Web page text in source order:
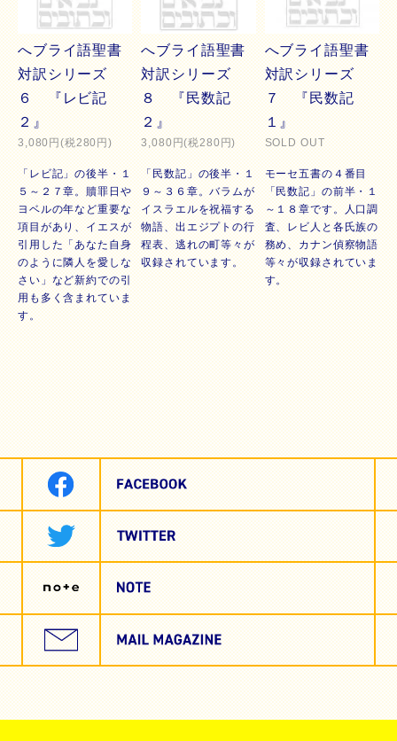
へブライ語聖書
対訳シリーズ
６ 『レビ記
２』
3,080円(税280円)
「レビ記」の後半・１
５～２７章。贖罪日や
ヨベルの年など重要な
項目があり、イエスが
引用した「あなた自身
のように隣人を愛しな
さい」など新約での引
用も多く含まれていま
す。
へブライ語聖書
対訳シリーズ
８ 『民数記
２』
3,080円(税280円)
「民数記」の後半・１
９～３６章。バラムが
イスラエルを祝福する
物語、出エジプトの行
程表、逃れの町等々が
収録されています。
へブライ語聖書
対訳シリーズ
７ 『民数記
１』
SOLD OUT
モーセ五書の４番目
「民数記」の前半・１
～１８章です。人口調
査、レビ人と各氏族の
務め、カナン偵察物語
等々が収録されていま
す。